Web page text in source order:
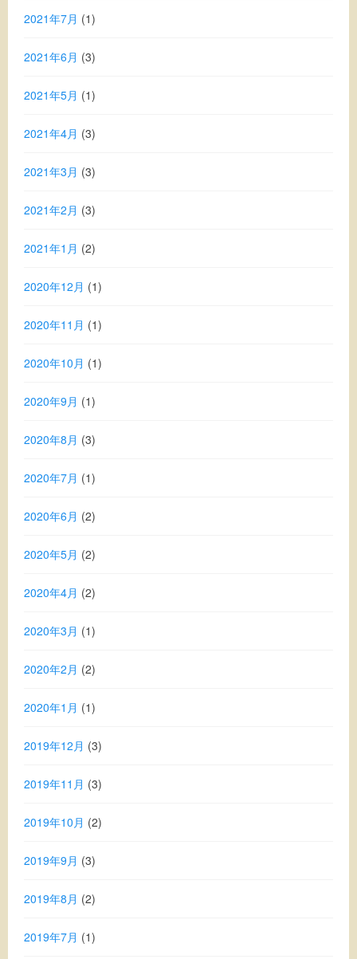
2021年7月 (1)
2021年6月 (3)
2021年5月 (1)
2021年4月 (3)
2021年3月 (3)
2021年2月 (3)
2021年1月 (2)
2020年12月 (1)
2020年11月 (1)
2020年10月 (1)
2020年9月 (1)
2020年8月 (3)
2020年7月 (1)
2020年6月 (2)
2020年5月 (2)
2020年4月 (2)
2020年3月 (1)
2020年2月 (2)
2020年1月 (1)
2019年12月 (3)
2019年11月 (3)
2019年10月 (2)
2019年9月 (3)
2019年8月 (2)
2019年7月 (1)